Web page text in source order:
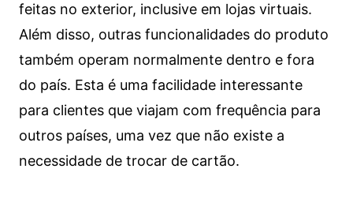
feitas no exterior, inclusive em lojas virtuais.
Além disso, outras funcionalidades do produto
também operam normalmente dentro e fora
do país. Esta é uma facilidade interessante
para clientes que viajam com frequência para
outros países, uma vez que não existe a
necessidade de trocar de cartão.